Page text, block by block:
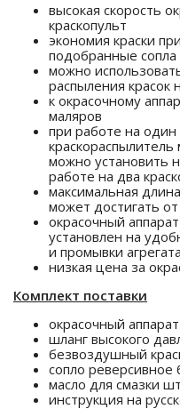
высокая скорость
краскопульт
экономия краски
подобранные сопла
можно
распыления красок
к окрасочному
маляров
при работе на
можно установить
работе на два
максимальная
может достигать
окрасочный
установлен на
и промывки агрегата
низкая цена за
Комплект поставки
окрасочный
шланг высокого
безвоздушный
сопло
масло для смазки
инструкция на